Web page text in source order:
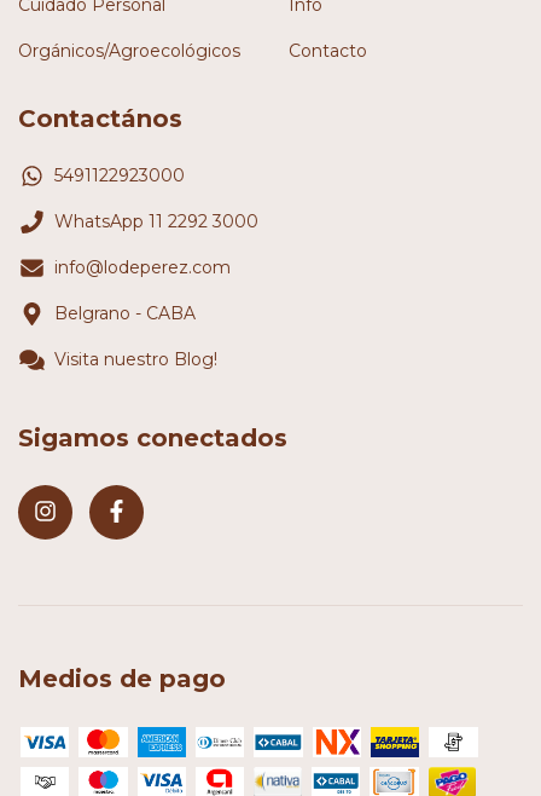
Cuidado Personal
Orgánicos/Agroecológicos
Info
Contacto
Contactános
5491122923000
WhatsApp 11 2292 3000
info@lodeperez.com
Belgrano - CABA
Visita nuestro Blog!
Sigamos conectados
Medios de pago